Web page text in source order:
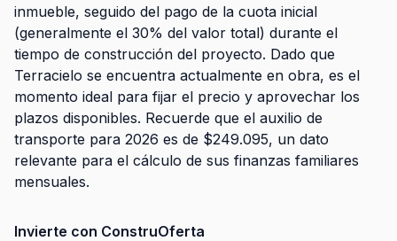
inmueble, seguido del pago de la cuota inicial
(generalmente el 30% del valor total) durante el
tiempo de construcción del proyecto. Dado que
Terracielo se encuentra actualmente en obra, es el
momento ideal para fijar el precio y aprovechar los
plazos disponibles. Recuerde que el auxilio de
transporte para 2026 es de $249.095, un dato
relevante para el cálculo de sus finanzas familiares
mensuales.
Invierte con ConstruOferta